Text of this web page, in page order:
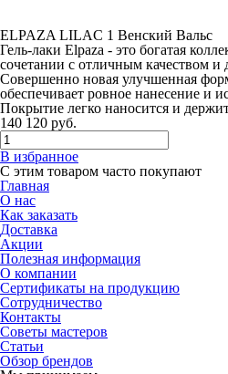
ELPAZA LILAC 1 Венский Вальс
Гель-лаки Elpaza - это богатая
сочетании с отличным качеством и
Совершенно новая улучшенная
обеспечивает ровное нанесение и
Покрытие легко наносится и
140 120 руб.
В избранное
С этим товаром часто покупают
Главная
О нас
Как заказать
Доставка
Акции
Полезная информация
О компании
Сертификаты на продукцию
Сотрудничество
Контакты
Советы мастеров
Статьи
Обзор брендов